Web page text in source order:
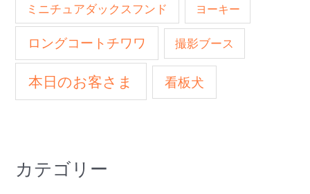
ミニチュアダックスフンド ヨーキー
ロングコートチワワ 撮影ブース
本日のお客さま 看板犬
カテゴリー